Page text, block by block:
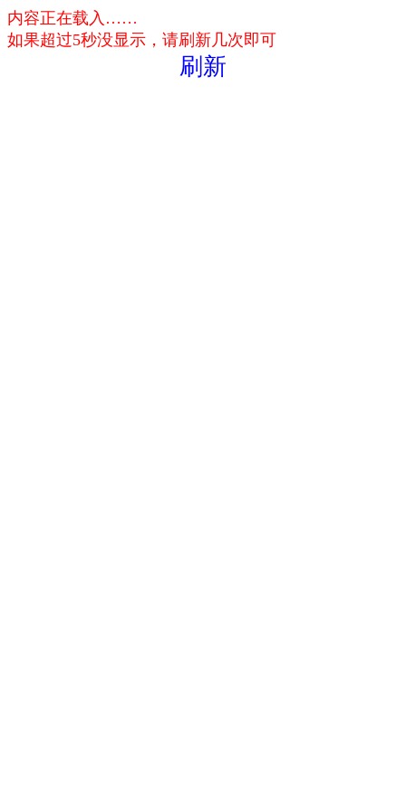
内容正在载入……
如果超过5秒没显示，请刷新几次即可
刷新